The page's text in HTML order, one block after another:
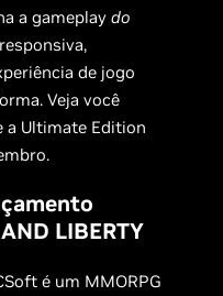
a gameplaydo
de jogo
Veja você
a Ultimate Edition
LIBERTY
é um MMORPG